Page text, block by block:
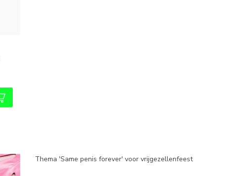
Thema 'Same penis forever' voor vrijgezellenfeest